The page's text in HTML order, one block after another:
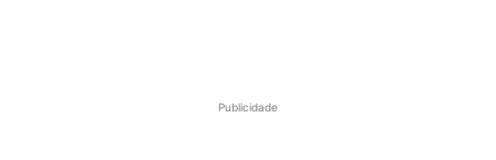
Publicidade